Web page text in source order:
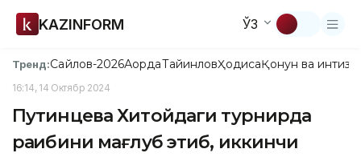
KAZINFORM ЎЗ
Тренд:Сайлов-2026АқордаТайинловҲодисаҚонун ва
16:14, 14 Октябр 2024
Путинцева Хитойдаги турнирда
рақибини мағлуб этиб, иккинчи